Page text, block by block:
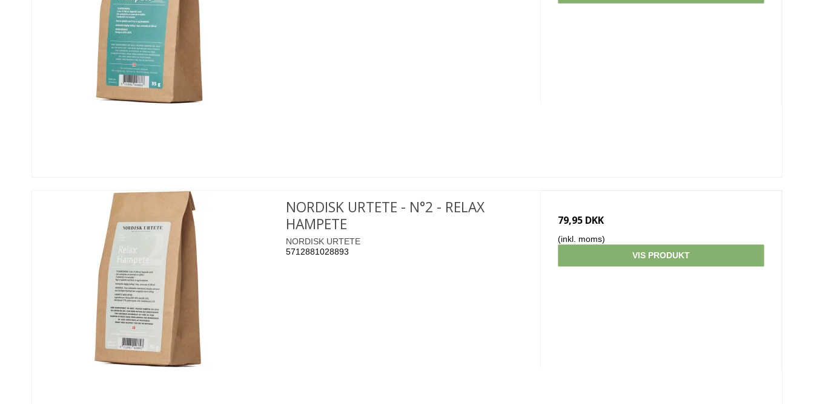
NORDISK URTETE - N°2 - RELAX
HAMPETE
NORDISK URTETE
5712881028893
79,95 DKK
(inkl. moms)
VIS PRODUKT